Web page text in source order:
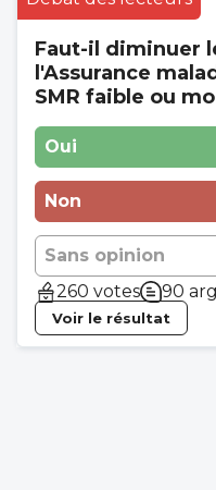
Faut-il diminuer
l'Assurance
SMR faible ou
Oui
Non
Sans opinion
260 votes
90
Voir le résultat